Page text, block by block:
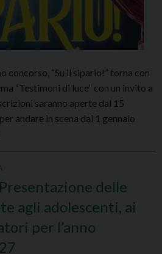
concorso, “Su il sipario!” torna con
“Testimoni di luce” con un invito a
saranno aperte dal 15
andare in scena dal 1 gennaio
delle
agli adolescenti, ai
per l’anno